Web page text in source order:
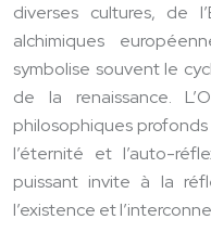
diverses cultures, de
alchimiques
symbolise souvent le
de la renaissance.
philosophiques
l’éternité et l’auto-
puissant invite à la
l’existence et